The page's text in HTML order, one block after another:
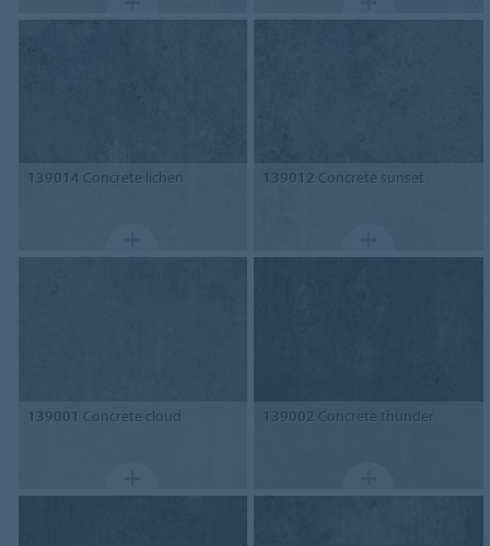
139014 Concrete lichen 139012 Concrete sunset
139001 Concrete cloud 139002 Concrete thunder